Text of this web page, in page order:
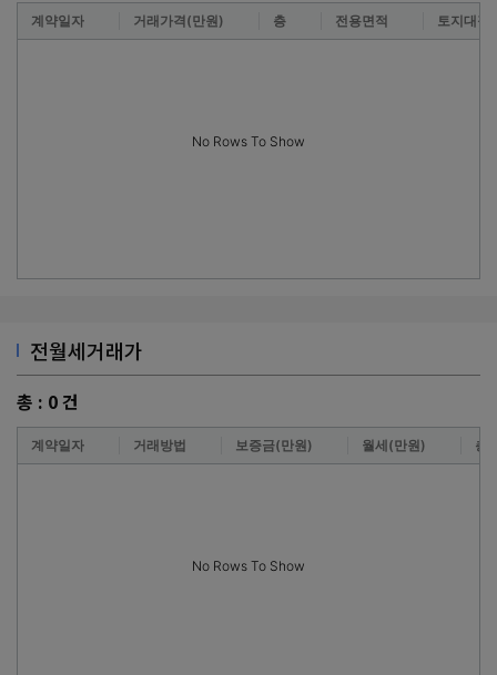
계약일자 거래가격(만원) 층 전용면적 토지대장
No Rows To Show
전월세거래가
총 : 0건
계약일자 거래방법 보증금(만원) 월세(만원) 층
No Rows To Show